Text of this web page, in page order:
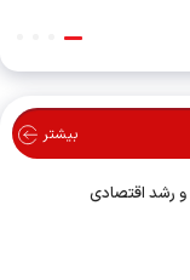
بیشتر
اقتصادی